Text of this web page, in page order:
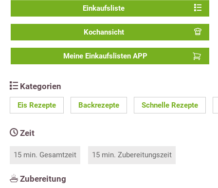
Einkaufsliste
Kochansicht
Meine Einkaufslisten APP
Kategorien
Eis Rezepte Backrezepte Schnelle Rezepte
Zeit
15 min. Gesamtzeit 15 min. Zubereitungszeit
Zubereitung